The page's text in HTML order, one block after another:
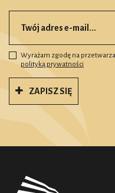
Wyrażam zgodę na
polityką prywatności
ZAPISZ SIĘ